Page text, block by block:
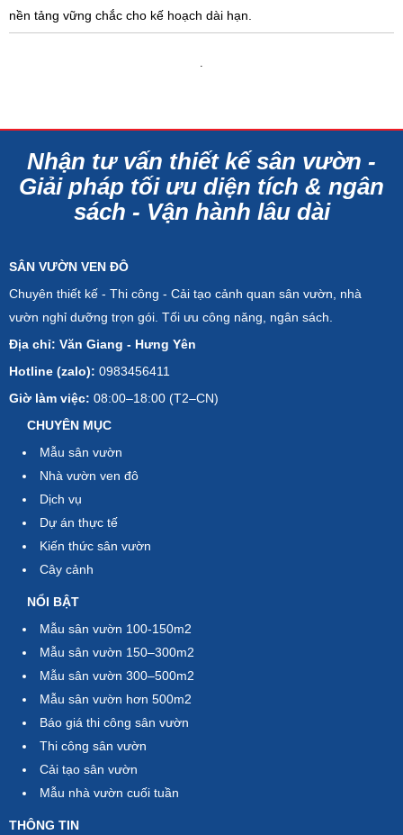
nền tảng vững chắc cho kế hoạch dài hạn.
.
Nhận tư vấn thiết kế sân vườn -
Giải pháp tối ưu diện tích & ngân
sách - Vận hành lâu dài
SÂN VƯỜN VEN ĐÔ
Chuyên thiết kế - Thi công - Cải tạo cảnh quan sân vườn, nhà
vườn nghỉ dưỡng trọn gói. Tối ưu công năng, ngân sách.
Địa chỉ: Văn Giang - Hưng Yên
Hotline (zalo): 0983456411
Giờ làm việc: 08:00–18:00 (T2–CN)
CHUYÊN MỤC
Mẫu sân vườn
Nhà vườn ven đô
Dịch vụ
Dự án thực tế
Kiến thức sân vườn
Cây cảnh
NỔI BẬT
Mẫu sân vườn 100-150m2
Mẫu sân vườn 150–300m2
Mẫu sân vườn 300–500m2
Mẫu sân vườn hơn 500m2
Báo giá thi công sân vườn
Thi công sân vườn
Cải tạo sân vườn
Mẫu nhà vườn cuối tuần
THÔNG TIN